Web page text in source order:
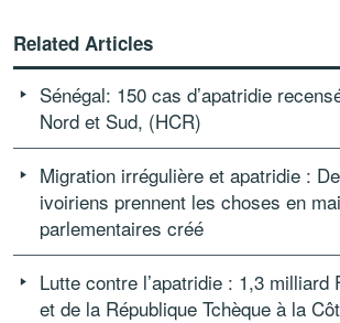
Related Articles
Sénégal: 150 cas d’apatridie
Nord et Sud, (HCR)
Migration irrégulière et apatridie :
ivoiriens prennent les choses en
parlementaires créé
Lutte contre l’apatridie : 1,3 milliard
et de la République Tchèque à la